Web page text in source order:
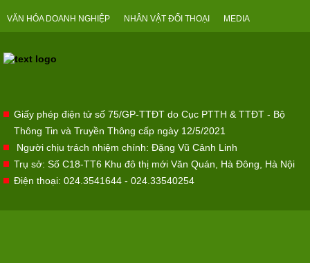
VĂN HÓA DOANH NGHIỆP NHÂN VẬT ĐỐI THOẠI MEDIA
Giấy phép điện tử số 75/GP-TTĐT do Cục PTTH & TTĐT - Bộ
Thông Tin và Truyền Thông cấp ngày 12/5/2021
Người chịu trách nhiệm chính: Đặng Vũ Cảnh Linh
Trụ sở: Số C18-TT6 Khu đô thị mới Văn Quán, Hà Đông, Hà Nội
Điện thoại: 024.3541644 - 024.33540254